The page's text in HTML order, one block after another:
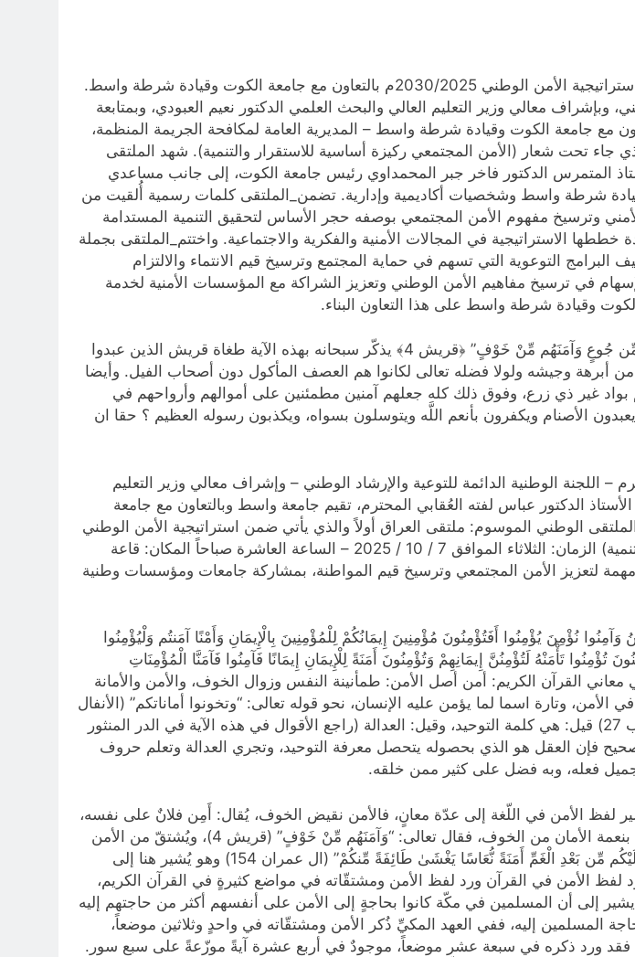
جاء في صفحة اعلام جامعة الكوت: جامعة واسط تقيم ملتقى ( العراق أولاً ) حول استراتيجية الأمن الوطني 2030/2025م بالتعاون مع جامعة الكوت وقيادة شرطة واسط.
معالي وزير التعليم العالي والبحث العلمي الدكتور نعيم العبودي، وبمتابعة
مع جامعة الكوت وقيادة شرطة واسط – المديرية العامة لمكافحة الجريمة المنظمة،
أولاً) الخاص باستراتيجية الأمن الوطني العراقي 2030/2025م، والذي جاء تحت شعار (الأمن المجتمعي ركيزة أساسية للاستقرار والتنمية). شهد الملتقى
المتمرس الدكتور فاخر جبر المحمداوي رئيس جامعة الكوت، إلى جانب مساعدي
شرطة واسط وشخصيات أكاديمية وإدارية. تضمن_الملتقى كلمات رسمية أُلقيت من
وترسيخ مفهوم الأمن المجتمعي بوصفه حجر الأساس لتحقيق التنمية المستدامة
الاستراتيجية في المجالات الأمنية والفكرية والاجتماعية. واختتم_الملتقى بجملة
التوعوية التي تسهم في حماية المجتمع وترسيخ قيم الانتماء والالتزام
في ترسيخ مفاهيم الأمن الوطني وتعزيز الشراكة مع المؤسسات الأمنية لخدمة
وقيادة شرطة واسط على هذا التعاون البناء.
عن التفسير المبين للشيخ محمد جواد مغنية: قوله تعالى عن الأمن “الَّذِي أَطْعَمَهُم مِّن جُوعٍ وَآمَنَهُم مِّنْ خَوْفٍ” ﴿قريش 4﴾ يذكّر سبحانه بهذه الآية طغاة قريش الذين عبدوا
من أبرهة وجيشه ولولا فضله تعالى لكانوا هم العصف المأكول دون أصحاب الفيل. وأيضا
بواد غير ذي زرع، وفوق ذلك كله جعلهم آمنين مطمئنين على أموالهم وأرواحهم في
الأصنام ويكفرون بأنعم اللَّه ويتوسلون بسواه، ويكذبون رسوله العظيم ؟ حقا ان
الوطنية الدائمة للتوعية والإرشاد الوطني – وإشراف معالي وزير التعليم
الدكتور عباس لفته العُقابي المحترم، تقيم جامعة واسط وبالتعاون مع جامعة
الوطني الموسوم: ملتقى العراق أولاً والذي يأتي ضمن استراتيجية الأمن الوطني
العراقي (2025–2030) تحت شعار: (الأمن المجتمعي ركيزة أساسية للاستقرار والتنمية) الزمان: الثلاثاء الموافق 7 / 10 / 2025 – الساعة العاشرة صباحاً المكان: قاعة
لتعزيز الأمن المجتمعي وترسيخ قيم المواطنة، بمشاركة جامعات ومؤسسات وطنية
نُؤْمِنَ يُؤْمِنُوا أَفَتُؤْمِنُونَ مُؤْمِنِينَ إِيمَانُكُمْ لِلْمُؤْمِنِينَ بِالْإِيمَانِ وَأَمْنًا آمَنتُم وَلْيُؤْمِنُوا
تَأْمَنْهُ لَتُؤْمِنُنَّ إِيمَانِهِمْ وَتُؤْمِنُونَ أَمَنَةً لِلْإِيمَانِ إِيمَانًا فَآمِنُوا فَآمَنَّا الْمُؤْمِنَاتِ
معاني القرآن الكريم: أمن أصل الأمن: طمأنينة النفس وزوال الخوف، والأمن والأمانة
وتارة اسما لما يؤمن عليه الإنسان، نحو قوله تعالى: “وتخونوا أماناتكم” (الأنفال
27)، أي: ما ائتمنتم عليه، وقوله: “إنا عرضنا الأمانة على السموات والأرض” (الأحزاب 27) قيل: هي كلمة التوحيد، وقيل: العدالة (راجع الأقوال في هذه الآية في الدر المنثور
وقيل: العقل، وهو صحيح فإن العقل هو الذي بحصوله يتحصل معرفة التوحيد، وتجري العدالة وتعلم حروف
فعله، وبه فضل على كثير ممن خلقه.
الأمن في اللّغة إلى عدّة معانٍ، فالأمن نقيض الخوف، يُقال: أَمِن فلانٌ على نفسه،
أي أصبح آمِناً من مشاعر الخوف والرّهبة، وقد امتنّ الله سبحانه وتعالى على قريشٍ بنعمة الأمان من الخوف، فقال تعالى: “وَآمَنَهُم مِّنْ خَوْفٍ” (قريش 4)، ويُشتقّ من الأمن
لفظ الأَمَنة، والأمانة، والإيمان، وقد ورد لفظ الأمنة في كتاب الله تعالى: “ثُمَّ أَنزَلَ عَلَيْكُم مِّن بَعْدِ الْغَمِّ أَمَنَةً نُّعَاسًا يَغْشَىٰ طَائِفَةً مِّنكُمْ” (ال عمران 154) وهو يُشير هنا إلى
لفظ الأمن في القرآن ورد لفظ الأمن ومشتقّاته في مواضع كثيرةٍ في القرآن الكريم،
إلى أن المسلمين في مكّة كانوا بحاجةٍ إلى الأمن على أنفسهم أكثر من حاجتهم إليه
المسلمين إليه، ففي العهد المكيِّ ذُكر الأمن ومشتقّاته في واحدٍ وثلاثين موضعاً،
ورد ذكره في سبعة عشر موضعاً، موجودٌ في أربع عشرة آيةً موزّعةً على سبع سور.